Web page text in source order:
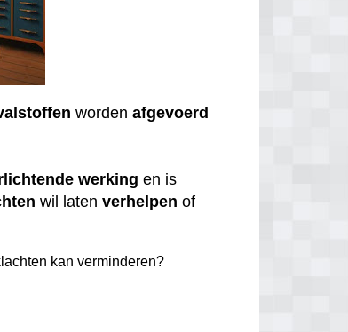
wordenafgevoerd
werking en is
wil latenverhelpen of
kan verminderen?